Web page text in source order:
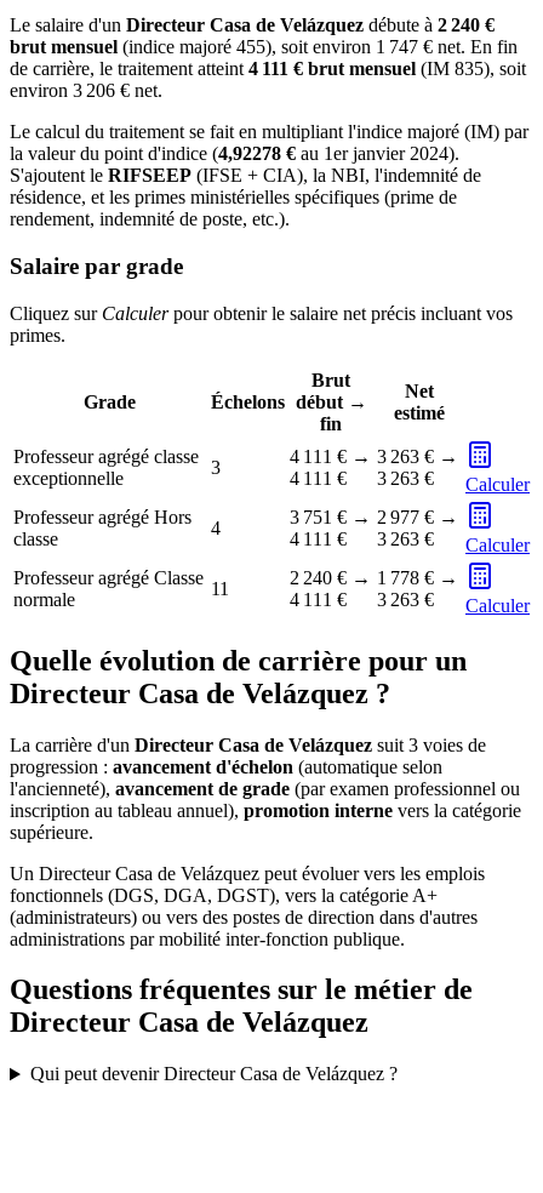
Le salaire d'un Directeur Casa de Velázquez débute à 2 240 €
brut mensuel (indice majoré 455), soit environ 1 747 € net. En fin
de carrière, le traitement atteint 4 111 € brut mensuel (IM 835), soit
environ 3 206 € net.
Le calcul du traitement se fait en multipliant l'indice majoré (IM) par
la valeur du point d'indice (4,92278 € au 1er janvier 2024).
S'ajoutent le RIFSEEP (IFSE + CIA), la NBI, l'indemnité de
résidence, et les primes ministérielles spécifiques (prime de
rendement, indemnité de poste, etc.).
Salaire par grade
Cliquez sur Calculerpour obtenir le salaire net précis incluant vos
primes.
Grade Échelons
Brut
début →
fin
Net
estimé
Professeur agrégé classe
exceptionnelle
3
4 111 € →
4 111 €
3 263 € →
3 263 €
Calculer
Professeur agrégé Hors
classe
4
3 751 € →
4 111 €
2 977 € →
3 263 €
Calculer
Professeur agrégé Classe
normale
11
2 240 € →
4 111 €
1 778 € →
3 263 €
Calculer
Quelle évolution de carrière pour un
Directeur Casa de Velázquez ?
La carrière d'un Directeur Casa de Velázquez suit 3 voies de
progression : avancement d'échelon (automatique selon
l'ancienneté), avancement de grade (par examen professionnel ou
inscription au tableau annuel), promotion interne vers la catégorie
supérieure.
Un Directeur Casa de Velázquez peut évoluer vers les emplois
fonctionnels (DGS, DGA, DGST), vers la catégorie A+
(administrateurs) ou vers des postes de direction dans d'autres
administrations par mobilité inter-fonction publique.
Questions fréquentes sur le métier de
Directeur Casa de Velázquez
Qui peut devenir Directeur Casa de Velázquez ?